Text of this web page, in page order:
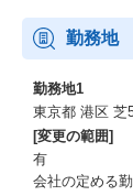
勤務地
勤務地1
東京都 港区 芝
[変更の範囲]
有
会社の定める